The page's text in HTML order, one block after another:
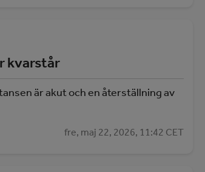
kvarstår
är akut och en återställning av
fre, maj 22, 2026, 11:42 CET